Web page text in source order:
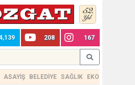
208 167
ASAYİŞ BELEDİYE SAĞLIK EKONOMİ